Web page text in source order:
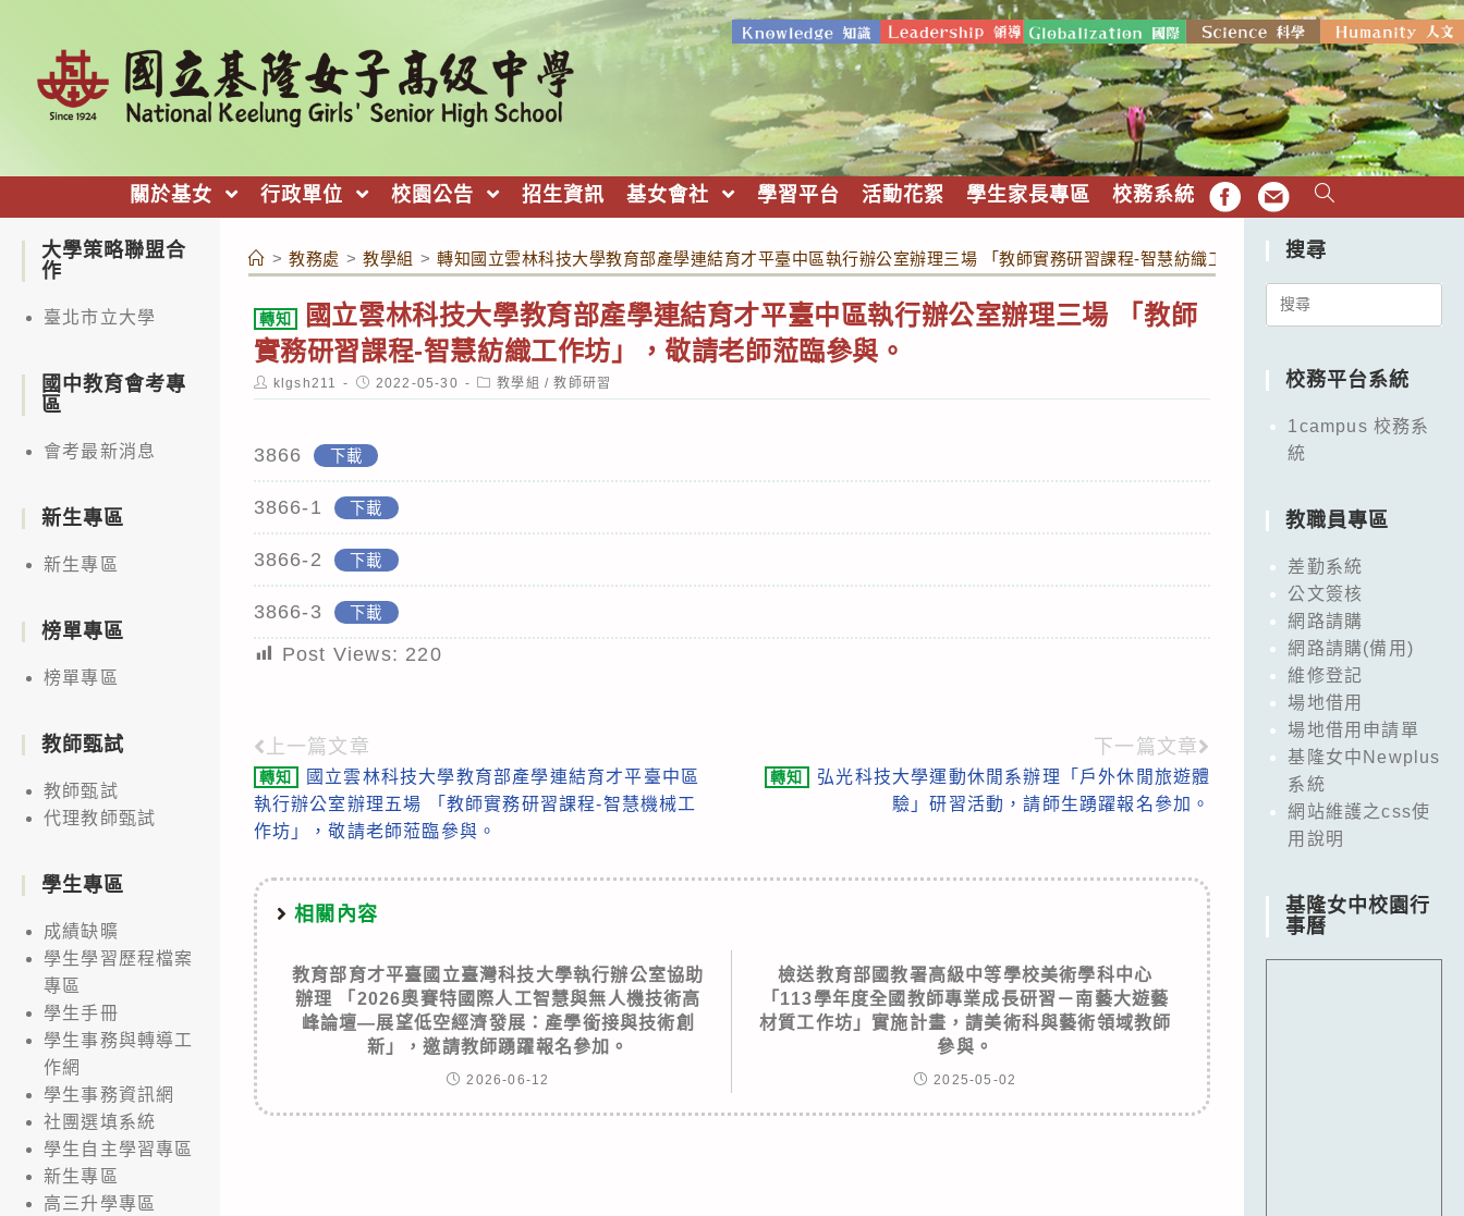
關於基女 行政單位 校園公告 招生資訊 基女會社 學習平台 活動花絮 學生家長專區 校務系統 FB EMAIL
> 教務處 > 教學組 > 轉知國立雲林科技大學教育部產學連結育才平臺中區執行辦公室辦理三場 「教師實務研習課程-智慧紡織工作坊」，敬請老師蒞臨參與。
轉知
國立雲林科技大學教育部產學連結育才平臺中區執行辦公室辦理三場 「教師
實務研習課程-智慧紡織工作坊」，敬請老師蒞臨參與。
Post
author:
klgsh211
Post
published:
2022-05-30
Post
category:
教學組 / 教師研習
3866 下載
3866-1 下載
3866-2 下載
3866-3 下載
Post Views: 220
Read
more
articles
上一篇文章
轉知
國立雲林科技大學教育部產學連結育才平臺中區
執行辦公室辦理五場 「教師實務研習課程-智慧機械工
作坊」，敬請老師蒞臨參與。
下一篇文章
轉知
弘光科技大學運動休閒系辦理「戶外休閒旅遊體
驗」研習活動，請師生踴躍報名參加。
相關內容
教育部育才平臺國立臺灣科技大學執行辦公室協助
辦理 「2026奧賽特國際人工智慧與無人機技術高
峰論壇—展望低空經濟發展：產學銜接與技術創
新」，邀請教師踴躍報名參加。
2026-06-12
檢送教育部國教署高級中等學校美術學科中心
「113學年度全國教師專業成長研習－南藝大遊藝
材質工作坊」實施計畫，請美術科與藝術領域教師
參與。
2025-05-02
大學策略聯盟合
作
臺北市立大學
國中教育會考專
區
會考最新消息
新生專區
新生專區
榜單專區
榜單專區
教師甄試
教師甄試
代理教師甄試
學生專區
成績缺曠
學生學習歷程檔案
專區
學生手冊
學生事務與轉導工
作網
學生事務資訊網
社團選填系統
學生自主學習專區
新生專區
高三升學專區
搜尋
Search
校務平台系統
1campus 校務系
統
教職員專區
差勤系統
公文簽核
網路請購
網路請購(備用)
維修登記
場地借用
場地借用申請單
基隆女中Newplus
系統
網站維護之css使
用說明
基隆女中校園行
事曆